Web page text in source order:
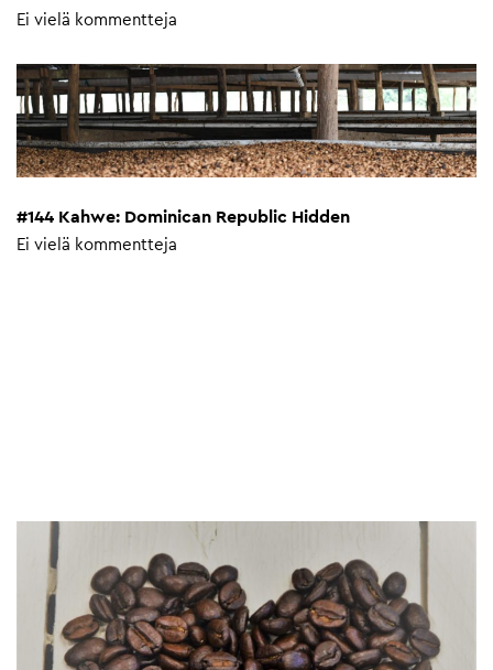
Ei vielä kommentteja
#144 Kahwe: Dominican Republic Hidden
Ei vielä kommentteja